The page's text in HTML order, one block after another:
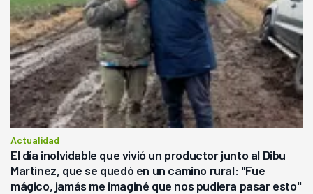
Actualidad
El día inolvidable que vivió un productor junto al Dibu
Martínez, que se quedó en un camino rural: "Fue
mágico, jamás me imaginé que nos pudiera pasar esto"